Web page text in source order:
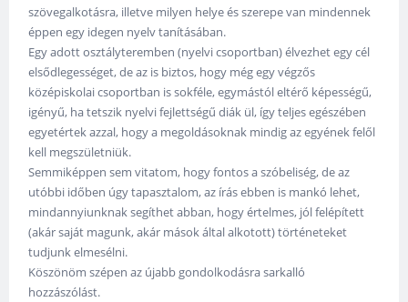
szövegalkotásra, illetve milyen helye és szerepe van mindennek
éppen egy idegen nyelv tanításában.
Egy adott osztályteremben (nyelvi csoportban) élvezhet egy cél
elsődlegességet, de az is biztos, hogy még egy végzős
középiskolai csoportban is sokféle, egymástól eltérő képességű,
igényű, ha tetszik nyelvi fejlettségű diák ül, így teljes egészében
egyetértek azzal, hogy a megoldásoknak mindig az egyének felől
kell megszületniük.
Semmiképpen sem vitatom, hogy fontos a szóbeliség, de az
utóbbi időben úgy tapasztalom, az írás ebben is mankó lehet,
mindannyiunknak segíthet abban, hogy értelmes, jól felépített
(akár saját magunk, akár mások által alkotott) történeteket
tudjunk elmesélni.
Köszönöm szépen az újabb gondolkodásra sarkalló
hozzászólást.